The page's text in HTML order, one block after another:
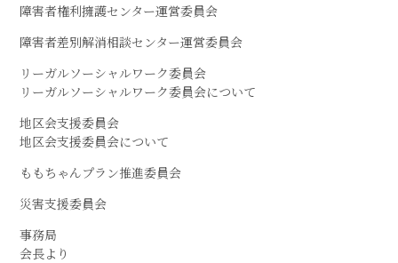
障害者権利擁護センター運営委員会
障害者差別解消相談センター運営委員会
リーガルソーシャルワーク委員会
リーガルソーシャルワーク委員会について
地区会支援委員会
地区会支援委員会について
ももちゃんプラン推進委員会
災害支援委員会
事務局
会長より